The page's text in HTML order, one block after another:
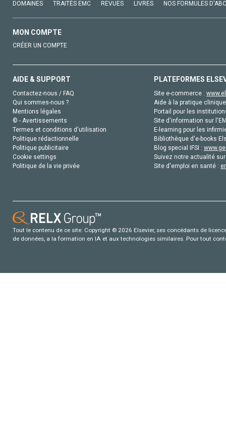
DOMAINES TRAITÉS EMC REVUES LIVRES NOS FORMULES
MON COMPTE
CRÉER UN COMPTE
AIDE & SUPPORT
Contactez-nous / FAQ
Qui sommes-nous ?
Mentions légales
© - Avertissements
Termes et conditions d'utilisation
Politique rédactionnelle
Politique publicitaire
Cookie settings
Politique de la vie privée
PLATEFORMES
Site e-commerce :
Aide à la pratique
Portail pour les
Site d'information sur
E-learning pour les
Bibliothèque d'e-books
Blog special IFSI :
Suivez notre actualité
Site d'emploi en santé :
Tout le contenu de ce site: Copyright © 2026 Elsevier, ses concédants de
de données, a la formation en IA et aux technologies similaires. Pour tout